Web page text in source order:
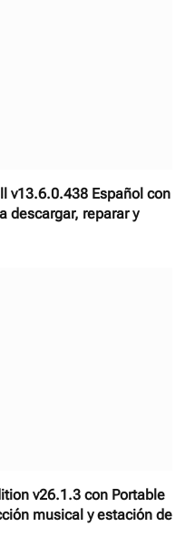
v13.6.0.438 Español con
descargar, reparar y
v26.1.3 con Portable
musical y estación de